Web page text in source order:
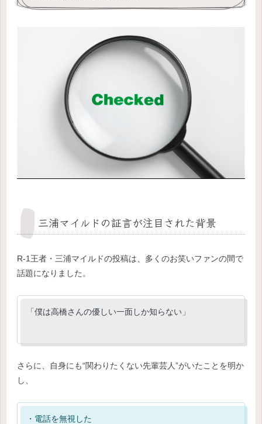
三浦マイルドの証言が注目された背景
R-1王者・三浦マイルドの投稿は、多くのお笑いファンの間で
話題になりました。
「僕は高橋さんの優しい一面しか知らない」
さらに、自身にも“関わりたくない先輩芸人”がいたことを明か
し、
・電話を無視した